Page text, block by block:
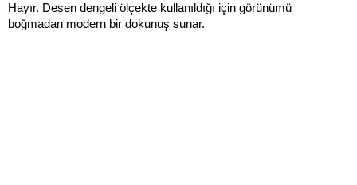
Hayır. Desen dengeli ölçekte kullanıldığı için görünümü
boğmadan modern bir dokunuş sunar.